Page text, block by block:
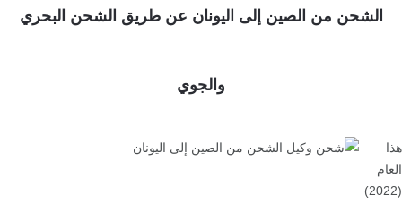
الشحن من الصين إلى اليونان عن طريق الشحن البحري
والجوي
هذا
العام
(2022)